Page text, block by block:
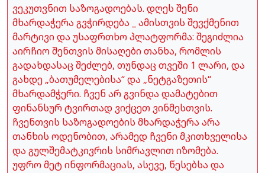
ვეკუთვნით საზოგადოებას. დღეს შენი
მხარდაჭერა გვჭირდება _ ამისთვის შევქმენით
მარტივი და უსაფრთხო პლატფორმა: შეგიძლია
აირჩიო შენთვის მისაღები თანხა, რომლის
გადახდასაც შეძლებ, თუნდაც თვეში 1 ლარი, და
გახდე „ბათუმელებისა“ და „ნეტგაზეთის“
მხარდამჭერი. ჩვენ არ გვინდა დამატებით
ფინანსურ ტვირთად ვიქცეთ ვინმესთვის.
ჩვენთვის საზოგადოების მხარდაჭერა არა
თანხის ოდენობით, არამედ ჩვენი მკითხველისა
და გულშემატკივრის სიმრავლით იზომება.
უფრო მეტ ინფორმაციას, ასევე, წესებსა და